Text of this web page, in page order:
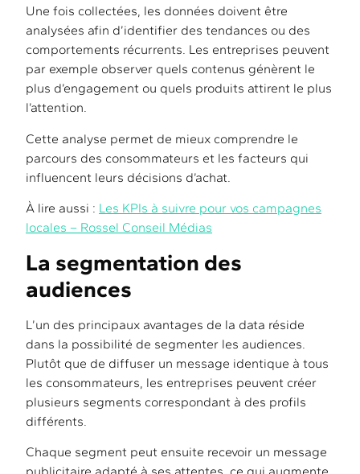
Une fois collectées, les données doivent être
analysées afin d’identifier des tendances ou des
comportements récurrents. Les entreprises peuvent
par exemple observer quels contenus génèrent le
plus d’engagement ou quels produits attirent le plus
l’attention.
Cette analyse permet de mieux comprendre le
parcours des consommateurs et les facteurs qui
influencent leurs décisions d’achat.
À lire aussi : Les KPIs à suivre pour vos campagnes
locales – Rossel Conseil Médias
La segmentation des
audiences
L’un des principaux avantages de la data réside
dans la possibilité de segmenter les audiences.
Plutôt que de diffuser un message identique à tous
les consommateurs, les entreprises peuvent créer
plusieurs segments correspondant à des profils
différents.
Chaque segment peut ensuite recevoir un message